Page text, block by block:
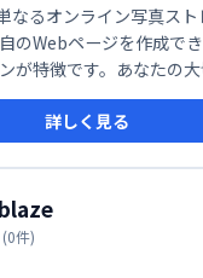
なるオンライン写真ス
のWebページを作成で
が特徴です。あなたの
そして世界に共有でき
す。詳しく見る
(0件)